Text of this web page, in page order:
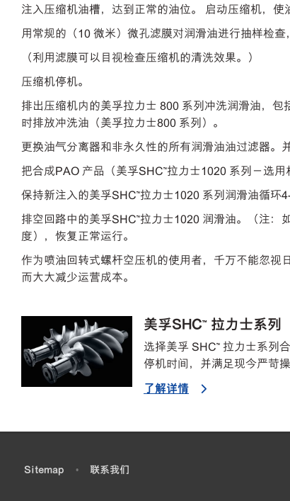
注入压缩机油槽，达到正常的油位。 启动压缩机，
用常规的（10 微米）微孔滤膜对润滑油进行抽样检查
（利用滤膜可以目视检查压缩机的清洗效果。）
压缩机停机。
排出压缩机内的美孚拉力士 800 系列冲洗润滑油，
时排放冲洗油（美孚拉力士800 系列）。
更换油气分离器和非永久性的所有润滑油油过滤器。
把合成PAO 产品（美孚SHC™拉力士1020 系列－选
保持新注入的美孚SHC™拉力士1020 系列润滑油循环
排空回路中的美孚SHC™拉力士1020 润滑油。（注
度），恢复正常运行。
作为喷油回转式螺杆空压机的使用者，千万不能忽视
而大大减少运营成本。
美孚SHC™ 拉力士系列
选择美孚 SHC™ 拉力士系列
停机时间，并满足现今严苛
了解详情
Sitemap • 联系我们